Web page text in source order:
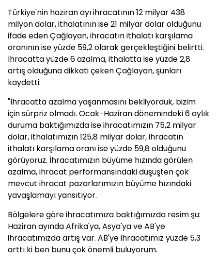
Türkiye'nin haziran ayı ihracatının 12 milyar 438
milyon dolar, ithalatının ise 21 milyar dolar olduğunu
ifade eden Çağlayan, ihracatın ithalatı karşılama
oranının ise yüzde 59,2 olarak gerçekleştiğini belirtti.
İhracatta yüzde 6 azalma, ithalatta ise yüzde 2,8
artış olduğuna dikkati çeken Çağlayan, şunları
kaydetti:
"İhracatta azalma yaşanmasını bekliyorduk, bizim
için sürpriz olmadı. Ocak-Haziran dönemindeki 6 aylık
duruma baktığımızda ise ihracatımızın 75,2 milyar
dolar, ithalatımızın 125,8 milyar dolar, ihracatın
ithalatı karşılama oranı ise yüzde 59,8 olduğunu
görüyoruz. İhracatımızın büyüme hızında görülen
azalma, ihracat performansındaki düşüşten çok
mevcut ihracat pazarlarımızın büyüme hızındaki
yavaşlamayı yansıtıyor.
Bölgelere göre ihracatımıza baktığımızda resim şu:
Haziran ayında Afrika'ya, Asya'ya ve AB'ye
ihracatımızda artış var. AB'ye ihracatımız yüzde 5,3
arttı ki ben bunu çok önemli buluyorum.